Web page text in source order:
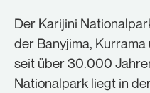
Der Karijini
der Banyjima,
seit über 30.000
Nationalpark liegt in